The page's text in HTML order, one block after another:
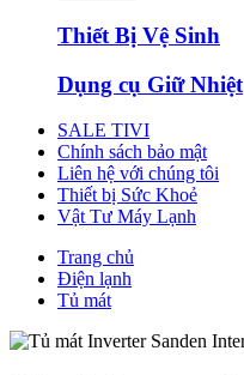
Thiết Bị Vệ Sinh
Dụng cụ Giữ Nhiệt
SALE TIVI
Chính sách bảo mật
Liên hệ với chúng tôi
Thiết bị Sức Khoẻ
Vật Tư Máy Lạnh
Trang chủ
Điện lạnh
Tủ mát